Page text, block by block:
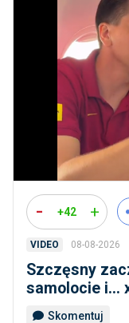
- +42 +
VIDEO 08-08-2026
Szczęsny
samolocie i...
Skomentuj